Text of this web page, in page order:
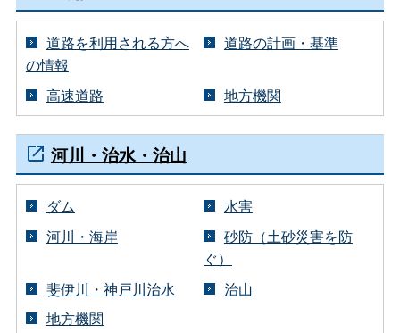
道路を利用される方へ
の情報
道路の計画・基準
高速道路 地方機関
河川・治水・治山
ダム
水害
河川・海岸
砂防（土砂災害を防
ぐ）
斐伊川・神戸川治水
治山
地方機関